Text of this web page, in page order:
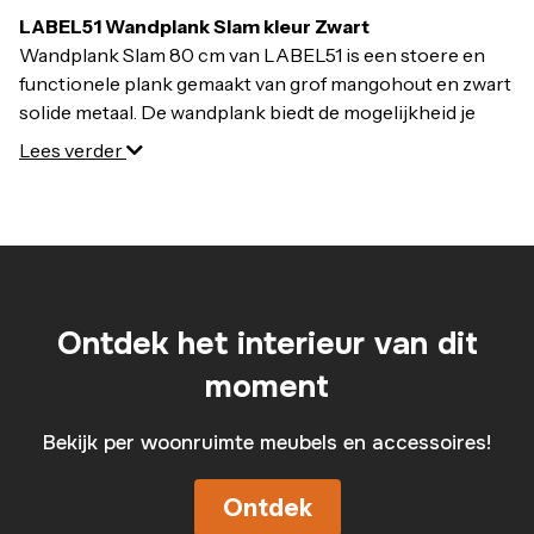
Diepte: 23 cm
Hoogte: 20 cm
LABEL51 Wandplank Slam kleur Zwart
Wandplank Slam 80 cm van LABEL51 is een stoere en
functionele plank gemaakt van grof mangohout en zwart
solide metaal. De wandplank biedt de mogelijkheid je
mooiste woondecoratie te presenteren en je muur te
heeft een gesloten zwart metalen frame gemonteerd aan
de linker- en rechterkant. De achterkant van deze
metalen frames zijn voorzien van een vast
Wandplank Slam geeft een interieur een stoere touch en
vormt een waar pronkstuk aan de muur. Slam is veelzijdig
Lees verder
Ontdek het interieur van dit
moment
Bekijk per woonruimte meubels en accessoires!
Ontdek